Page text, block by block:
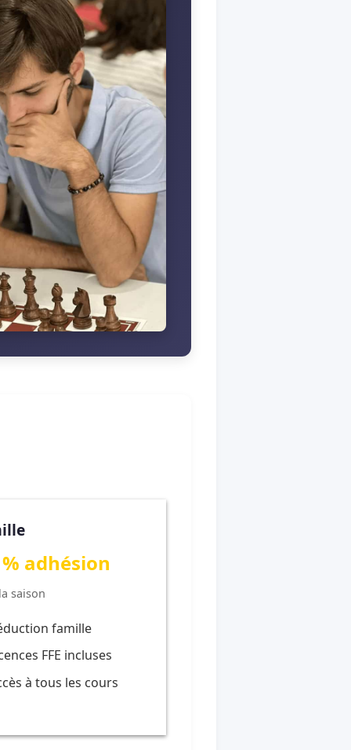
adhésion
saison
famille
FFE incluses
à tous les cours